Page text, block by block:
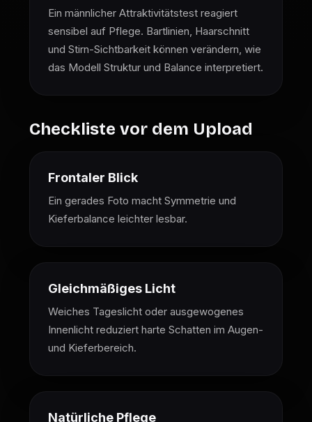
Ein männlicher Attraktivitätstest reagiert
sensibel auf Pflege. Bartlinien, Haarschnitt
und Stirn-Sichtbarkeit können verändern, wie
das Modell Struktur und Balance interpretiert.
Checkliste vor dem Upload
Frontaler Blick
Ein gerades Foto macht Symmetrie und
Kieferbalance leichter lesbar.
Gleichmäßiges Licht
Weiches Tageslicht oder ausgewogenes
Innenlicht reduziert harte Schatten im Augen-
und Kieferbereich.
Natürliche Pflege